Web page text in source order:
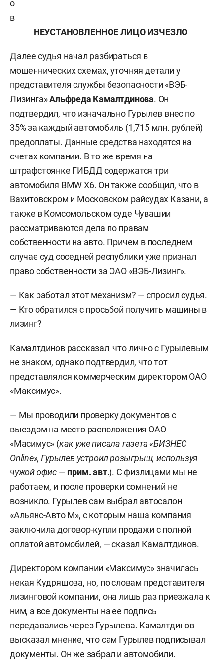
о
в
НЕУСТАНОВЛЕННОЕ ЛИЦО ИЗЧЕЗЛО
Далее судья начал разбираться в
мошеннических схемах, уточняя детали у
представителя службы безопасности «ВЭБ-
Лизинга»Альфреда Камалтдинова. Он
подтвердил, что изначально Гурылев внес по
35% за каждый автомобиль (1,715 млн. рублей)
предоплаты. Данные средства находятся на
счетах компании. В то же время на
штрафстоянке ГИБДД содержатся три
автомобиля BMW X6. Он также сообщил, что в
Вахитовскром и Московском райсудах Казани, а
также в Комсомольском суде Чувашии
рассматриваются дела по правам
собственности на авто. Причем в последнем
случае суд соседней республики уже признал
право собственности за ОАО «ВЭБ-Лизинг».
— Как работал этот механизм? — спросил судья.
— Кто обратился с просьбой получить машины в
лизинг?
Камалтдинов рассказал, что лично с Гурылевым
не знаком, однако подтвердил, что тот
представлялся коммерческим директором ОАО
«Максимус».
— Мы проводили проверку документов с
выездом на место расположения ОАО
«Масимус» (как уже писала газета «БИЗНЕС
Online», Гурылев устроил розыгрыш, используя
чужой офис — прим. авт.). С физлицами мы не
работаем, и после проверки сомнений не
возникло. Гурылев сам выбрал автосалон
«Альянс-Авто М», с которым наша компания
заключила договор-купли продажи с полной
оплатой автомобилей, — сказал Камалтдинов.
Директором компании «Максимус» значилась
некая Кудряшова, но, по словам представителя
лизинговой компании, она лишь раз приезжала к
ним, а все документы на ее подпись
передавались через Гурылева. Камалтдинов
высказал мнение, что сам Гурылев подписывал
документы. Он же забрал и автомобили.